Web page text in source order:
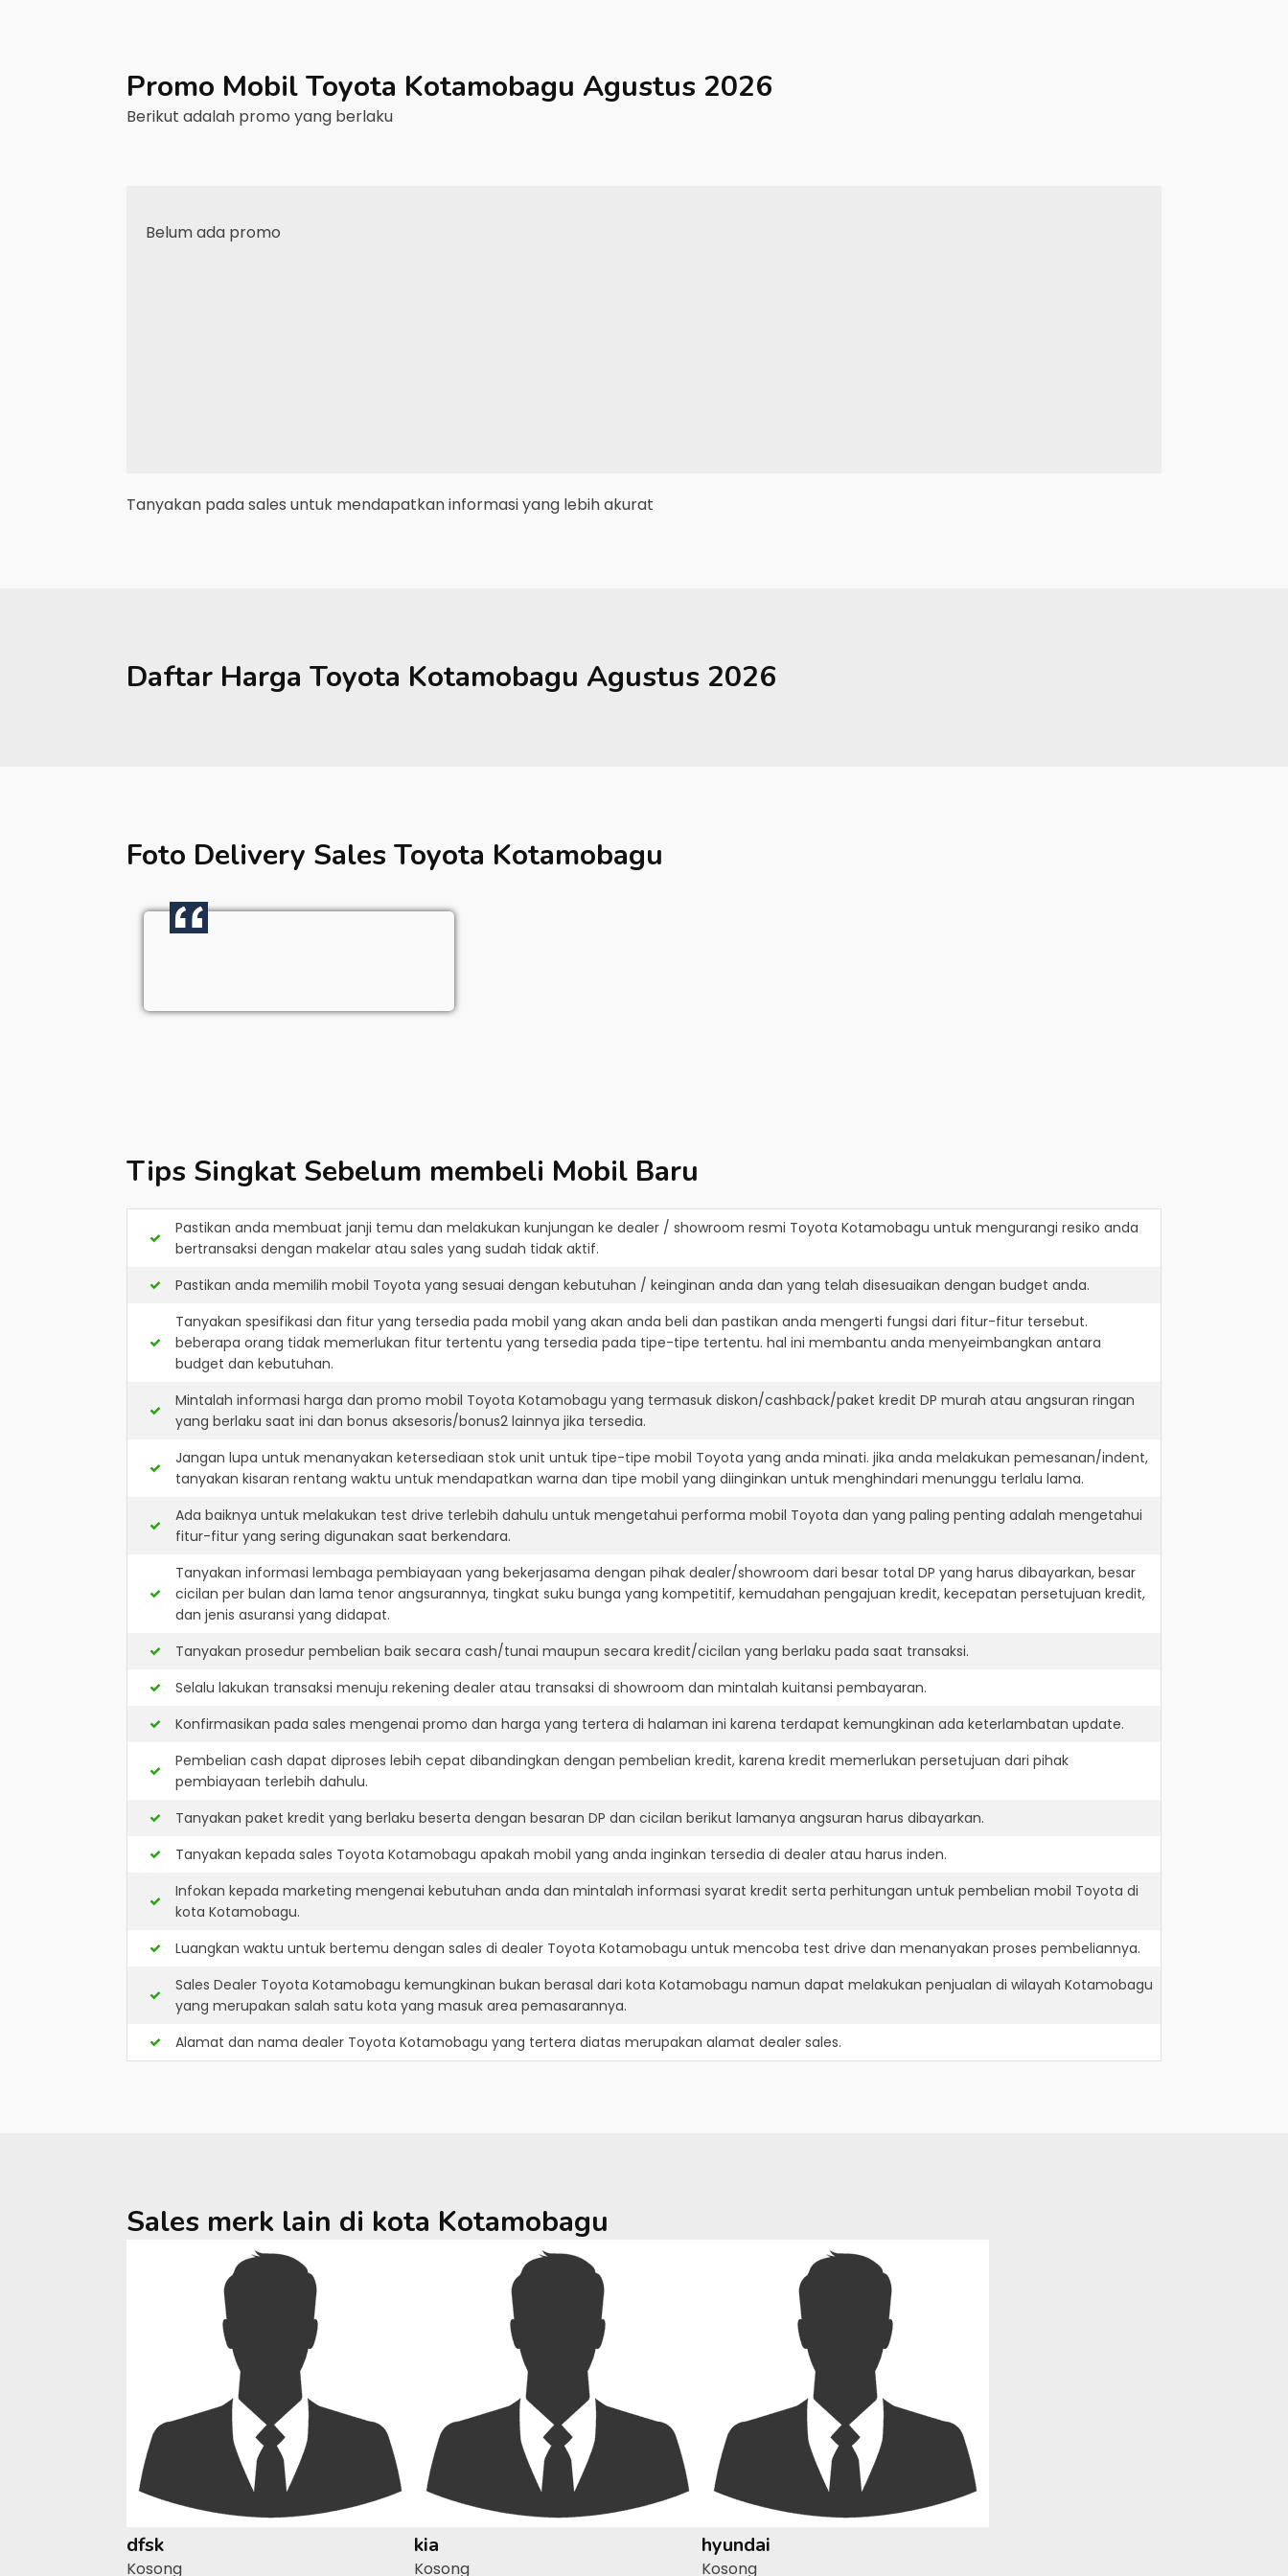
Promo MobilToyota Kotamobagu Agustus 2026
Berikut adalah promo yang berlaku
Belum ada promo
Tanyakan pada sales untuk mendapatkan informasi yang lebih akurat
Daftar Harga Toyota Kotamobagu Agustus 2026
Foto Delivery Sales Toyota Kotamobagu
Tips Singkat Sebelum membeli Mobil Baru
Pastikan anda membuat janji temu dan melakukan kunjungan ke dealer / showroom resmi Toyota Kotamobagu untuk mengurangi resiko anda
bertransaksi dengan makelar atau sales yang sudah tidak aktif.
Pastikan anda memilih mobil Toyota yang sesuai dengan kebutuhan / keinginan anda dan yang telah disesuaikan dengan budget anda.
Tanyakan spesifikasi dan fitur yang tersedia pada mobil yang akan anda beli dan pastikan anda mengerti fungsi dari fitur-fitur tersebut.
beberapa orang tidak memerlukan fitur tertentu yang tersedia pada tipe-tipe tertentu. hal ini membantu anda menyeimbangkan antara
budget dan kebutuhan.
Mintalah informasi harga dan promo mobil Toyota Kotamobagu yang termasuk diskon/cashback/paket kredit DP murah atau angsuran ringan
yang berlaku saat ini dan bonus aksesoris/bonus2 lainnya jika tersedia.
Jangan lupa untuk menanyakan ketersediaan stok unit untuk tipe-tipe mobil Toyota yang anda minati. jika anda melakukan pemesanan/indent,
tanyakan kisaran rentang waktu untuk mendapatkan warna dan tipe mobil yang diinginkan untuk menghindari menunggu terlalu lama.
Ada baiknya untuk melakukan test drive terlebih dahulu untuk mengetahui performa mobil Toyota dan yang paling penting adalah mengetahui
fitur-fitur yang sering digunakan saat berkendara.
Tanyakan informasi lembaga pembiayaan yang bekerjasama dengan pihak dealer/showroom dari besar total DP yang harus dibayarkan, besar
cicilan per bulan dan lama tenor angsurannya, tingkat suku bunga yang kompetitif, kemudahan pengajuan kredit, kecepatan persetujuan kredit,
dan jenis asuransi yang didapat.
Tanyakan prosedur pembelian baik secara cash/tunai maupun secara kredit/cicilan yang berlaku pada saat transaksi.
Selalu lakukan transaksi menuju rekening dealer atau transaksi di showroom dan mintalah kuitansi pembayaran.
Konfirmasikan pada sales mengenai promo dan harga yang tertera di halaman ini karena terdapat kemungkinan ada keterlambatan update.
Pembelian cash dapat diproses lebih cepat dibandingkan dengan pembelian kredit, karena kredit memerlukan persetujuan dari pihak
pembiayaan terlebih dahulu.
Tanyakan paket kredit yang berlaku beserta dengan besaran DP dan cicilan berikut lamanya angsuran harus dibayarkan.
Tanyakan kepada sales Toyota Kotamobagu apakah mobil yang anda inginkan tersedia di dealer atau harus inden.
Infokan kepada marketing mengenai kebutuhan anda dan mintalah informasi syarat kredit serta perhitungan untuk pembelian mobil Toyota di
kota Kotamobagu.
Luangkan waktu untuk bertemu dengan sales di dealer Toyota Kotamobagu untuk mencoba test drive dan menanyakan proses pembeliannya.
Sales Dealer Toyota Kotamobagu kemungkinan bukan berasal dari kota Kotamobagu namun dapat melakukan penjualan di wilayah Kotamobagu
yang merupakan salah satu kota yang masuk area pemasarannya.
Alamat dan nama dealer Toyota Kotamobagu yang tertera diatas merupakan alamat dealer sales.
Sales merk lain di kota Kotamobagu
dfsk
Kosong
kia
Kosong
hyundai
Kosong